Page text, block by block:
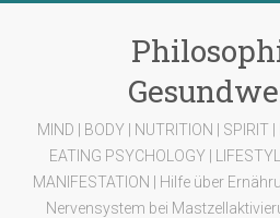
MIND | BODY | NUTRITION | SPIRIT
EATING PSYCHOLOGY |
MANIFESTATION | Hilfe über
Nervensystem bei